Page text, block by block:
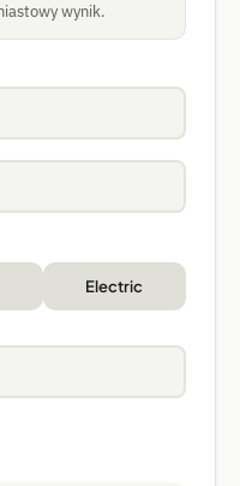
wynik.
Electric